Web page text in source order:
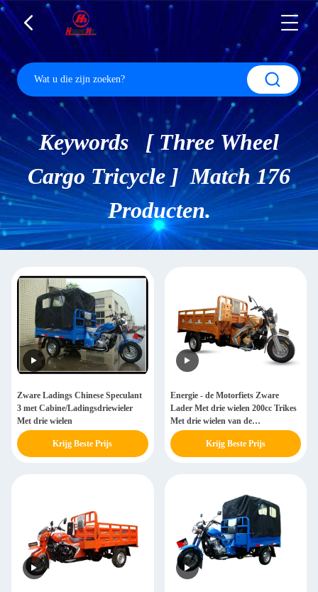
Keywords [ Three Wheel
Cargo Tricycle ] Match 176
Producten.
Zware Ladings Chinese Speculant
3 met Cabine/Ladingsdriewieler
Met drie wielen
Krijg Beste Prijs
Energie - de Motorfiets Zware
Lader Met drie wielen 200cc Trikes
Met drie wielen van de
besparingslading
Krijg Beste Prijs